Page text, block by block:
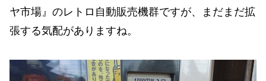
ヤ市場』のレトロ自動販売機群ですが、まだまだ拡
張する気配がありますね。